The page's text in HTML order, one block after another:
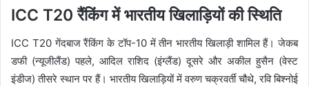
ICC T20 रैंकिंग में भारतीय खिलाड़ियों की स्थिति
ICC T20 गेंदबाज रैंकिंग के टॉप-10 में तीन भारतीय खिलाड़ी शामिल हैं। जेकब
डफी (न्यूजीलैंड) पहले, आदिल राशिद (इंग्लैंड) दूसरे और अकील हुसैन (वेस्ट
इंडीज) तीसरे स्थान पर हैं। भारतीय खिलाड़ियों में वरुण चक्रवर्ती चौथे, रवि बिश्नोई